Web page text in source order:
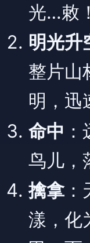
光…敕
明光升
整片山
明，迅
命中
鸟儿，
擒拿：
漾，化